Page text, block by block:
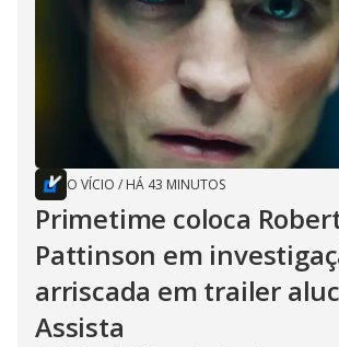
O VÍCIO / HÁ 43 MINUTOS
Primetime coloca
Pattinson em
arriscada em trailer
Assista